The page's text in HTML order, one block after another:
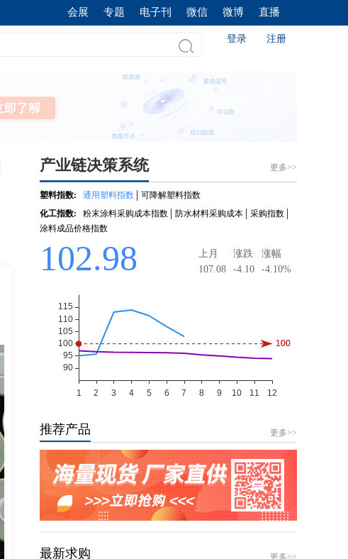
会展 专题 电子刊 微信 微博 直播
登录 注册
推荐产品 更多>>
最新求购 更多>>